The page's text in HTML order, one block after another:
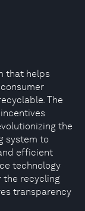
that helps
The
the
system to
efficient
technology
the recycling
transparency